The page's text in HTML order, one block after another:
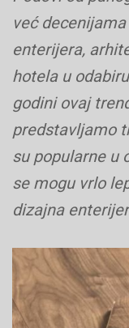
već
enterijera,
hotela u
godini ovaj
predstavljamo
su popularne u
se mogu vrlo
dizajna